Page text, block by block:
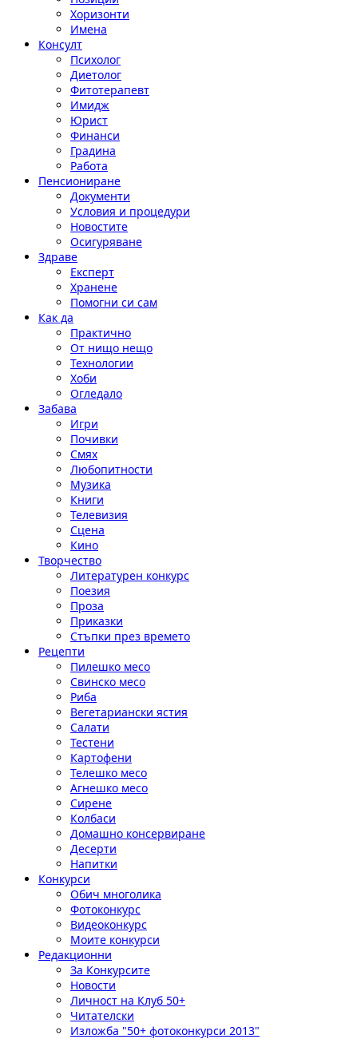
Хоризонти
Имена
Консулт
Психолог
Диетолог
Фитотерапевт
Имидж
Юрист
Финанси
Градина
Работа
Пенсиониране
Документи
Условия и процедури
Новостите
Осигуряване
Здраве
Експерт
Хранене
Помогни си сам
Как да
Практично
От нищо нещо
Технологии
Хоби
Огледало
Забава
Игри
Почивки
Смях
Любопитности
Музика
Книги
Телевизия
Сцена
Кино
Творчество
Литературен конкурс
Поезия
Проза
Приказки
Стъпки през времето
Рецепти
Пилешко месо
Свинско месо
Риба
Вегетариански ястия
Салати
Тестени
Картофени
Телешко месо
Агнешко месо
Сирене
Колбаси
Домашно консервиране
Десерти
Напитки
Конкурси
Обич многолика
Фотоконкурс
Видеоконкурс
Моите конкурси
Редакционни
За Конкурсите
Новости
Личност на Клуб 50+
Читателски
Изложба "50+ фотоконкурси 2013"